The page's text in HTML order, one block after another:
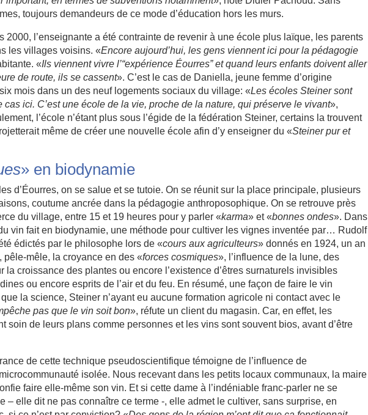
toujours demandeurs de ce mode d’éducation hors les murs.
2000, l’enseignante a été contrainte de revenir à une école plus laïque, les parents
les villages voisins. «Encore aujourd’hui, les gens viennent ici pour la pédagogie
«Ils viennent vivre l’“expérience Éourres” et quand leurs enfants doivent aller
de route, ils se cassent». C’est le cas de Daniella, jeune femme d’origine
mois dans un des neuf logements sociaux du village: «Les écoles Steiner sont
cas ici. C’est une école de la vie, proche de la nature, qui préserve le vivant»,
l’école n’étant plus sous l’égide de la fédération Steiner, certains la trouvent
même de créer une nouvelle école afin d’y enseigner du «Steiner pur et
» en biodynamie
d’Éourres, on se salue et se tutoie. On se réunit sur la place principale, plusieurs
coutume ancrée dans la pédagogie anthroposophique. On se retrouve près
du village, entre 15 et 19 heures pour y parler «karma» et «bonnes ondes». Dans
vin fait en biodynamie, une méthode pour cultiver les vignes inventée par… Rudolf
édictés par le philosophe lors de «cours aux agriculteurs» donnés en 1924, un an
pêle-mêle, la croyance en des «forces cosmiques», l’influence de la lune, des
la croissance des plantes ou encore l’existence d’êtres surnaturels invisibles
ou encore esprits de l’air et du feu. En résumé, une façon de faire le vin
la science, Steiner n’ayant eu aucune formation agricole ni contact avec le
pas que le vin soit bon», réfute un client du magasin. Car, en effet, les
soin de leurs plans comme personnes et les vins sont souvent bios, avant d’être
de cette technique pseudoscientifique témoigne de l’influence de
isolée. Nous recevant dans les petits locaux communaux, la maire
faire elle-même son vin. Et si cette dame à l’indéniable franc-parler ne se
– elle dit ne pas connaître ce terme -, elle admet le cultiver, sans surprise, en